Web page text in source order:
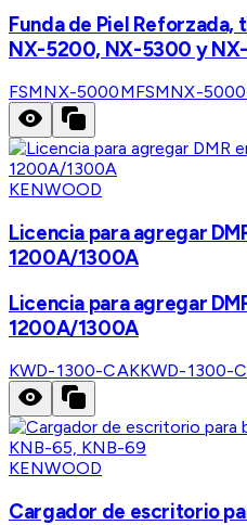
Funda de Piel Reforzada,
NX-5200, NX-5300 y
FSMNX-5000MFSMNX-
KENWOOD
Licencia para agregar
1200A/1300A
Licencia para agregar
1200A/1300A
KWD-1300-CAKKWD-1300-
KENWOOD
Cargador de escritorio